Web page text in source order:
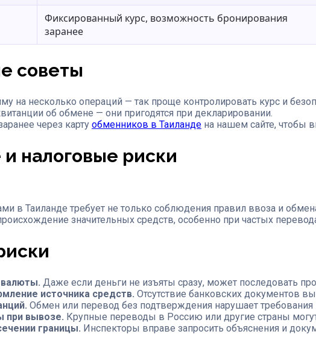
Фиксированный курс, возможность бронирования
заранее
советы
на несколько операций — так проще контролировать курс и
об обмене — они пригодятся при декларировании.
через карту обменников в Таиланде на нашем сайте, чтобы
налоговые риски
в Таиланде требует не только соблюдения правил ввоза и
значительных средств, особенно при частых
Даже если деньги не изъяты сразу, может последовать
источника средств. Отсутствие банковских документов
Обмен или перевод без подтверждения нарушает требования
при вывозе. Крупные переводы в Россию или другие страны
границы. Инспекторы вправе запросить объяснения и